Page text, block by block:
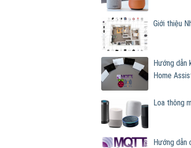
Giới thiệu
Hướng dẫn
Home
Loa thông
Hướng